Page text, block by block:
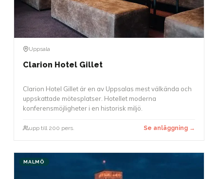
Uppsala
Clarion Hotel Gillet
Clarion Hotel Gillet är en av Uppsalas mest välkända och
uppskattade mötesplatser. Hotellet moderna
konferensmöjligheter i en historisk miljö.
upp till 200 pers. Se anläggning →
MALMÖ